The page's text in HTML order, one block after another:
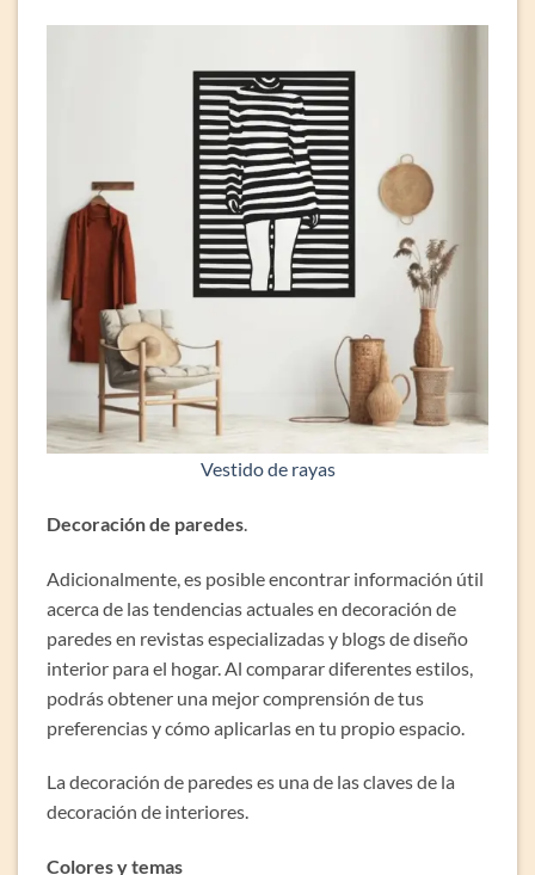
Vestido de rayas
Decoración de paredes.
Adicionalmente, es posible encontrar información útil
acerca de las tendencias actuales en decoración de
paredes en revistas especializadas y blogs de diseño
interior para el hogar. Al comparar diferentes estilos,
podrás obtener una mejor comprensión de tus
preferencias y cómo aplicarlas en tu propio espacio.
La decoración de paredes es una de las claves de la
decoración de interiores.
Colores y temas